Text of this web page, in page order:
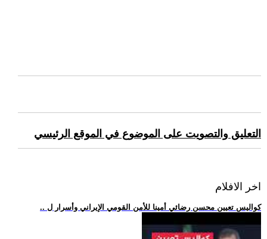
التعليق والتصويت على الموضوع في الموقع الرئيسي
اخر الافلام
.. كواليس تعيين محسن رضائي أمينا للأمن القومي الإيراني وأسرار ل